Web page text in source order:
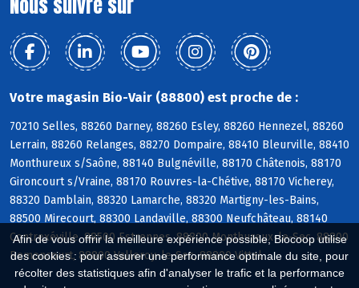
Afin de vous offrir la meilleure expérience possible, Biocoop utilise
des cookies : pour assurer une performance optimale du site, pour
récolter des statistiques afin d'analyser le trafic et la performance
Votre magasin Bio-Vair (88800) est proche de :
70210 Selles, 88260 Darney, 88260 Esley, 88260 Hennezel, 88260
Lerrain, 88260 Relanges, 88270 Dompaire, 88410 Bleurville, 88410
Monthureux s/Saône, 88140 Bulgnéville, 88170 Châtenois, 88170
Gironcourt s/Vraine, 88170 Rouvres-la-Chétive, 88170 Vicherey,
88320 Damblain, 88320 Lamarche, 88320 Martigny-les-Bains,
88500 Mirecourt, 88300 Landaville, 88300 Neufchâteau, 88140
Contrexéville, 88500 Estrennes, 88800 Monthureux-le-Sec, 88800
Remoncourt, 88800 Valleroy-le-Sec, 88800 Vittel